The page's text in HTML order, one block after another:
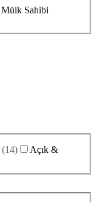
Mülk Sahibi
(14)
Açık &